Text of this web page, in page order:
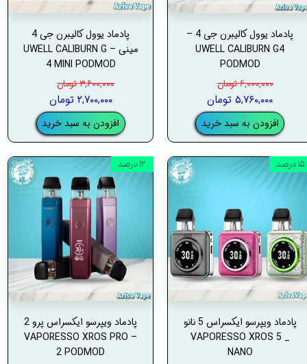
پادماد یوول کالیبرن جی 4 –
UWELL CALIBURN G4
PODMOD
۶,۰۰۰,۰۰۰ تومان
۵,۷۶۰,۰۰۰ تومان
افزودن به سبد خرید
پادماد یوول کالیبرن جی 4
مینی – UWELL CALIBURN G
4 MINI PODMOD
۳,۶۰۰,۰۰۰ تومان
۲,۷۰۰,۰۰۰ تومان
افزودن به سبد خرید
پادماد ویپرسو ایکسراس 5 نانو
_ VAPORESSO XROS 5
NANO
۱۵ درصد
پادماد ویپرسو ایکسراس پرو 2
– VAPORESSO XROS PRO
2 PODMOD
۱۲ درصد